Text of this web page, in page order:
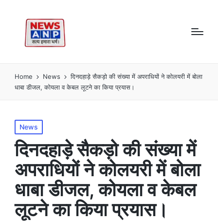
Home News
दिनदहाड़े सैकड़ो की संख्या में अपराधियों ने कोलयरी में बोला
धाबा डीजल, कोयला व केबल लूटने का किया प्रयास।
Posted
in
News
दिनदहाड़े सैकड़ो की संख्या में
अपराधियों ने कोलयरी में बोला
धाबा डीजल, कोयला व केबल
लूटने का किया प्रयास।